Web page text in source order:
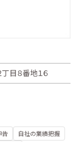
目８番地１６
告
自社の業績把握